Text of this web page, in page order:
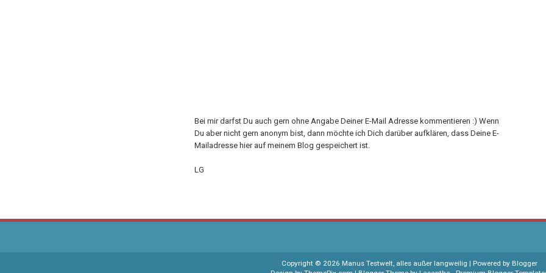
Bei mir darfst Du auch gern ohne Angabe Deiner E-Mail Adresse kommentieren :) Wenn
Du aber nicht gern anonym bist, dann möchte ich Dich darüber aufklären, dass Deine E-
Mailadresse hier auf meinem Blog gespeichert ist.
LG
Copyright © 2026 Manus Testwelt, alles außer langweilig | Powered by Blogger